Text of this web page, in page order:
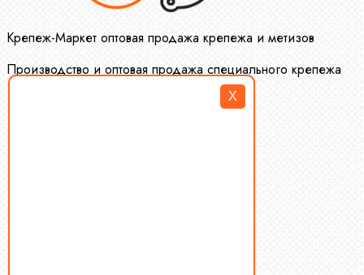
X
Крепеж-Маркет оптовая продажа крепежа и метизов
Производство и оптовая продажа специального крепежа